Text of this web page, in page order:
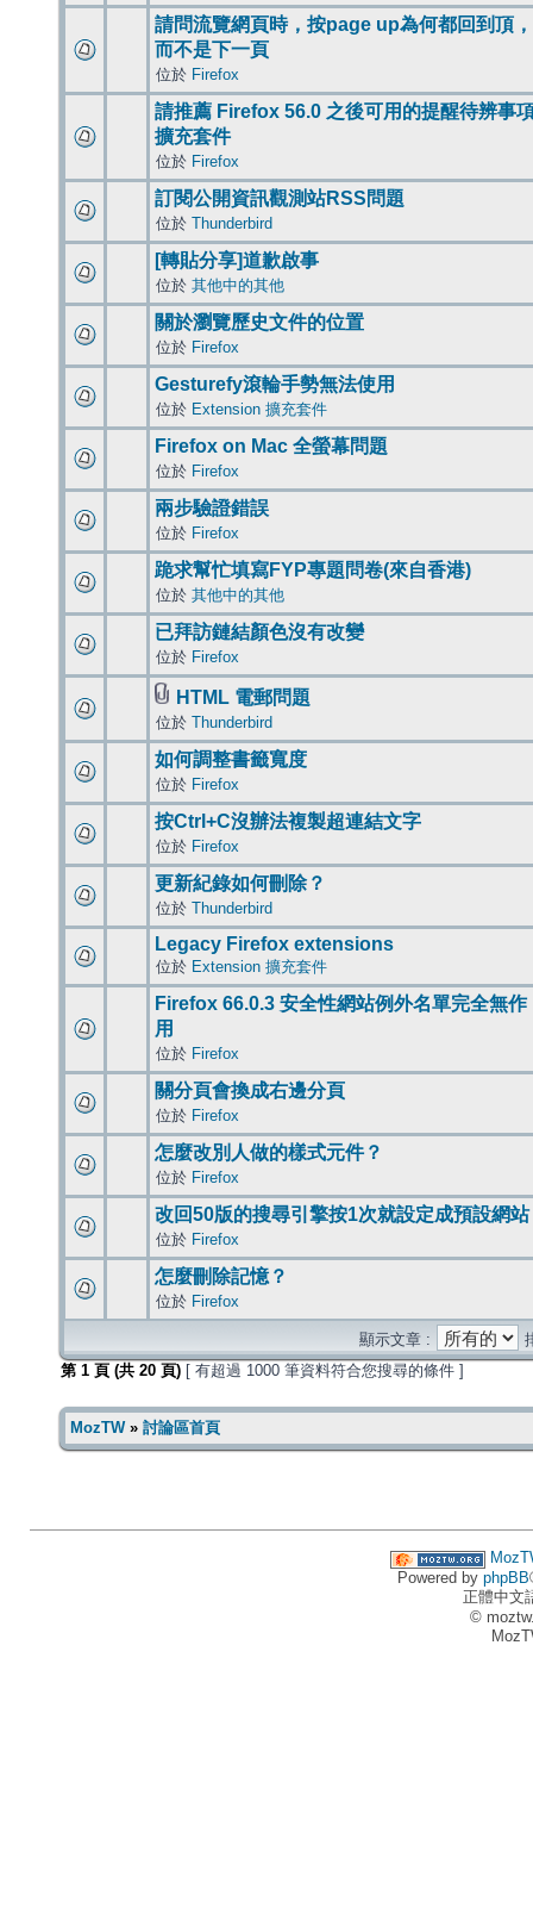
請問流覽網頁時，按page up為何都回到頂，
而不是下一頁
位於 Firefox
請推薦 Firefox 56.0 之後可用的提醒待辨事
擴充套件
位於 Firefox
訂閱公開資訊觀測站RSS問題
位於 Thunderbird
[轉貼分享]道歉啟事
位於 其他中的其他
關於瀏覽歷史文件的位置
位於 Firefox
Gesturefy滾輪手勢無法使用
位於 Extension 擴充套件
Firefox on Mac 全螢幕問題
位於 Firefox
兩步驗證錯誤
位於 Firefox
跪求幫忙填寫FYP專題問卷(來自香港)
位於 其他中的其他
已拜訪鏈結顏色沒有改變
位於 Firefox
HTML 電郵問題
位於 Thunderbird
如何調整書籤寬度
位於 Firefox
按Ctrl+C沒辦法複製超連結文字
位於 Firefox
更新紀錄如何刪除？
位於 Thunderbird
Legacy Firefox extensions
位於 Extension 擴充套件
Firefox 66.0.3 安全性網站例外名單完全無作
用
位於 Firefox
關分頁會換成右邊分頁
位於 Firefox
怎麼改別人做的樣式元件？
位於 Firefox
改回50版的搜尋引擎按1次就設定成預設網站
位於 Firefox
怎麼刪除記憶？
位於 Firefox
顯示文章 :
第 1 頁 (共 20 頁) [ 有超過 1000 筆資料符合您搜尋的條件 ]
MozTW» 討論區首頁
Powered by phpBB
正體中文
©